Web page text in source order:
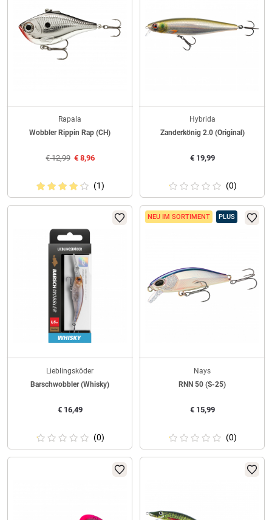
Rapala
Wobbler Rippin Rap (CH)
€12,99 €8,96
(1)
Hybrida
Zanderkönig 2.0 (Original)
€19,99
(0)
Lieblingsköder
Barschwobbler (Whisky)
€16,49
(0)
NEU IM SORTIMENT PLUS
Nays
RNN 50 (S-25)
€15,99
(0)